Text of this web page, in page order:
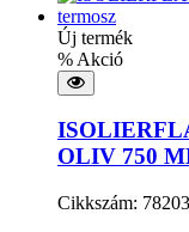
Új termék
% Akció
OLIV 750
Cikkszám: